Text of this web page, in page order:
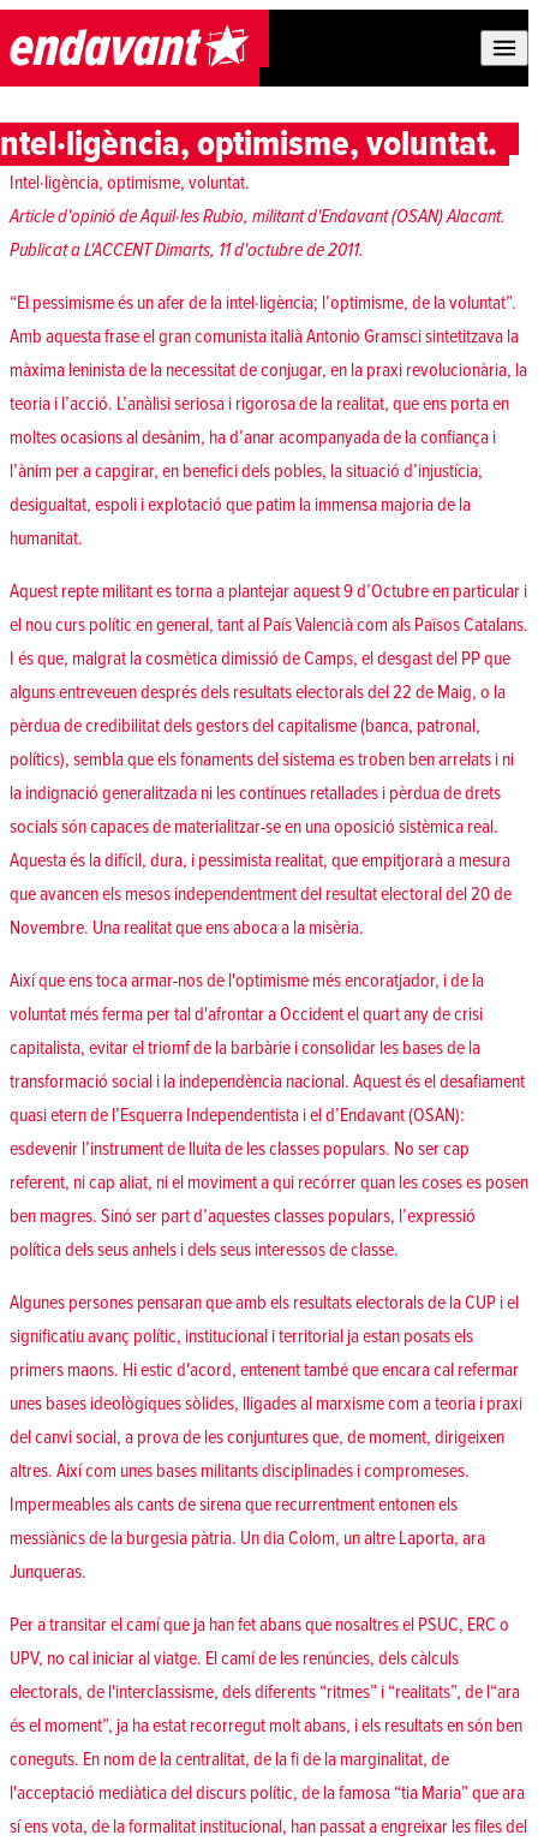
Skip to content
optimisme, voluntat.
Intel·ligència, optimisme, voluntat.
Article d'opinió deAquil·les Rubio, militant d'Endavant (OSAN) Alacant.
Publicat a L'ACCENT Dimarts, 11 d'octubre de 2011.
“El pessimisme és un afer de la intel·ligència; l’optimisme, de la voluntat”.
Amb aquesta frase el gran comunista italià Antonio Gramsci sintetitzava la
màxima leninista de la necessitat de conjugar, en la praxi revolucionària, la
teoria i l’acció. L’anàlisi seriosa i rigorosa de la realitat, que ens porta en
moltes ocasions al desànim, ha d’anar acompanyada de la confiança i
l’ànim per a capgirar, en benefici dels pobles, la situació d’injustícia,
desigualtat, espoli i explotació que patim la immensa majoria de la
humanitat.
Aquest repte militant es torna a plantejar aquest 9 d’Octubre en particular i
el nou curs polític en general, tant al País Valencià com als Països Catalans.
I és que, malgrat la cosmètica dimissió de Camps, el desgast del PP que
alguns entreveuen després dels resultats electorals del 22 de Maig, o la
pèrdua de credibilitat dels gestors del capitalisme (banca, patronal,
polítics), sembla que els fonaments del sistema es troben ben arrelats i ni
la indignació generalitzada ni les contínues retallades i pèrdua de drets
socials són capaces de materialitzar-se en una oposició sistèmica real.
Aquesta és la difícil, dura, i pessimista realitat, que empitjorarà a mesura
que avancen els mesos independentment del resultat electoral del 20 de
Novembre. Una realitat que ens aboca a la misèria.
Així que ens toca armar-nos de l'optimisme més encoratjador, i de la
voluntat més ferma per tal d'afrontar a Occident el quart any de crisi
capitalista, evitar el triomf de la barbàrie i consolidar les bases de la
transformació social i la independència nacional. Aquest és el desafiament
quasi etern de l’Esquerra Independentista i el d’Endavant (OSAN):
esdevenir l’instrument de lluita de les classes populars. No ser cap
referent, ni cap aliat, ni el moviment a qui recórrer quan les coses es posen
ben magres. Sinó ser part d’aquestes classes populars, l’expressió
política dels seus anhels i dels seus interessos de classe.
Algunes persones pensaran que amb els resultats electorals de la CUP i el
significatiu avanç polític, institucional i territorial ja estan posats els
primers maons. Hi estic d'acord, entenent també que encara cal refermar
unes bases ideològiques sòlides, lligades al marxisme com a teoria i praxi
del canvi social, a prova de les conjuntures que, de moment, dirigeixen
altres. Així com unes bases militants disciplinades i compromeses.
Impermeables als cants de sirena que recurrentment entonen els
messiànics de la burgesia pàtria. Un dia Colom, un altre Laporta, ara
Junqueras.
Per a transitar el camí que ja han fet abans que nosaltres el PSUC, ERC o
UPV, no cal iniciar al viatge. El camí de les renúncies, dels càlculs
electorals, de l'interclassisme, dels diferents “ritmes” i “realitats”, de l“ara
és el moment”, ja ha estat recorregut molt abans, i els resultats en són ben
coneguts. En nom de la centralitat, de la fi de la marginalitat, de
l'acceptació mediàtica del discurs polític, de la famosa “tia Maria” que ara
sí ens vota, de la formalitat institucional, han passat a engreixar les files del